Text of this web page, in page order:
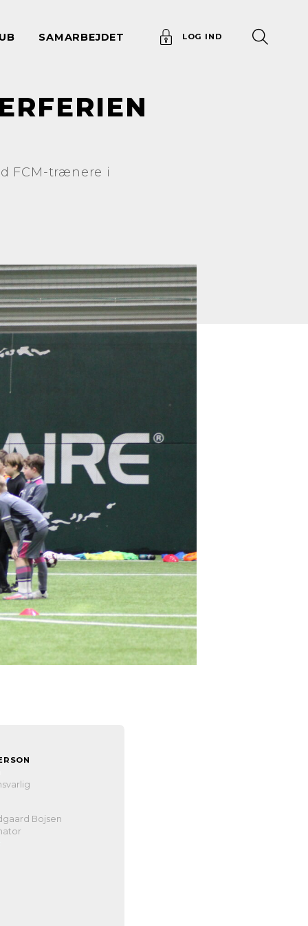
SAMARBEJDET LOG IND
FCM-trænere i
Bojsen